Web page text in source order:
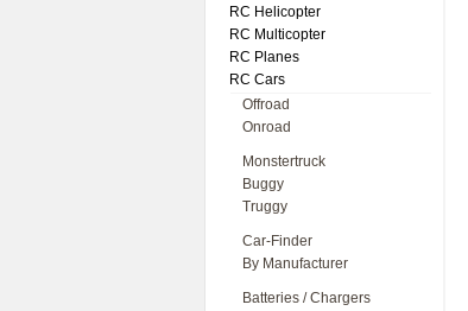
RC Helicopter
RC Multicopter
RC Planes
RC Cars
Offroad
Onroad
Monstertruck
Buggy
Truggy
Car-Finder
By Manufacturer
Batteries / Chargers